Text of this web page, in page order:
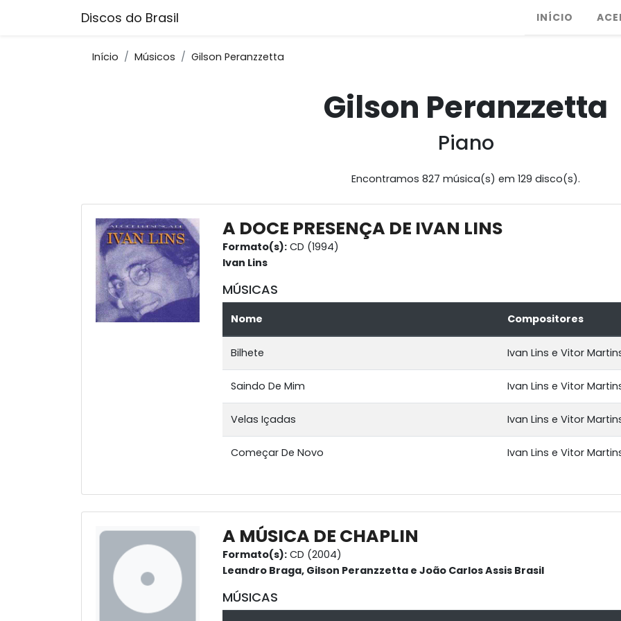
Discos do Brasil INÍCIO
Início Músicos Gilson Peranzzetta
Gilson Peranzzetta
Piano
Encontramos 827 música(s) em 129 disco(s).
A DOCE PRESENÇA DE IVAN LINS
Formato(s): CD (1994)
Ivan Lins
MÚSICAS
Nome Compositores
Bilhete Ivan Lins e Vitor
Saindo De Mim Ivan Lins e Vitor
Velas Içadas Ivan Lins e Vitor
Começar De Novo Ivan Lins e Vitor
A MÚSICA DE CHAPLIN
Formato(s): CD (2004)
Leandro Braga, Gilson Peranzzetta e João Carlos Assis Brasil
MÚSICAS